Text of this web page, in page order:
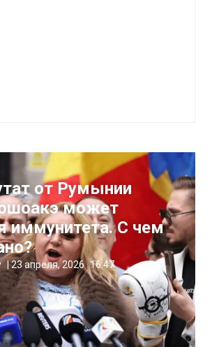
от Румынии
может
иммунитета. С чем
23 апреля, 2026 16:47